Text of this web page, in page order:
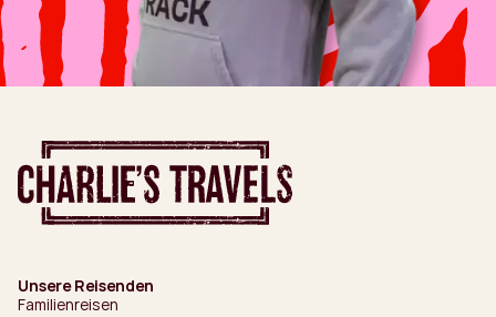
Unsere Reisenden
Familienreisen